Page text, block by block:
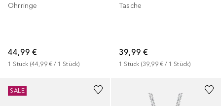
Ohrringe
44,99 €
1 Stück (44,99 € / 1 Stück)
Tasche
39,99 €
1 Stück (39,99 € / 1 Stück)
SALE